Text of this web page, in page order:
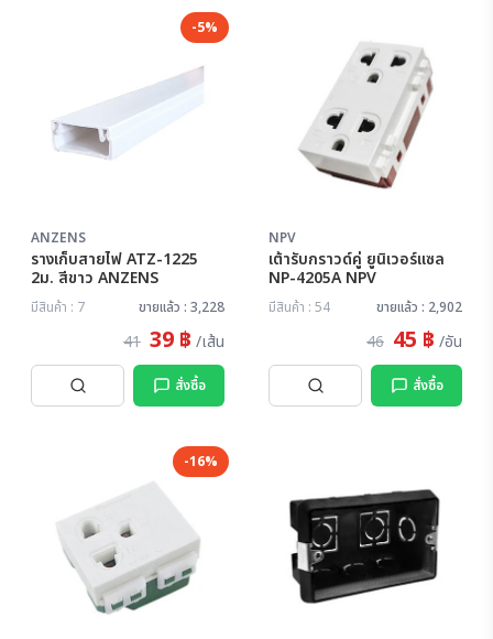
-5%
ANZENS
รางเก็บสายไฟ ATZ-1225
2ม. สีขาว ANZENS
มีสินค้า : 7 ขายแล้ว : 3,228
41 39 ฿ /เส้น
สั่งซื้อ
NPV
เต้ารับกราวด์คู่ ยูนิเวอร์แซล
NP-4205A NPV
มีสินค้า : 54 ขายแล้ว : 2,902
46 45 ฿ /อัน
สั่งซื้อ
-16%